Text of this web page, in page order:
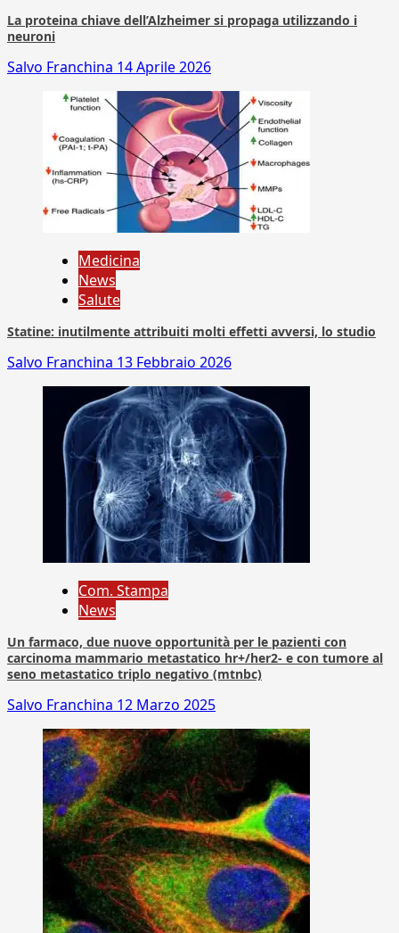
La proteina chiave dell’Alzheimer si propaga utilizzando i
neuroni
Salvo Franchina 14 Aprile 2026
Medicina
News
Salute
Statine: inutilmente attribuiti molti effetti avversi, lo studio
Salvo Franchina 13 Febbraio 2026
Com. Stampa
News
Un farmaco, due nuove opportunità per le pazienti con
carcinoma mammario metastatico hr+/her2- e con tumore al
seno metastatico triplo negativo (mtnbc)
Salvo Franchina 12 Marzo 2025